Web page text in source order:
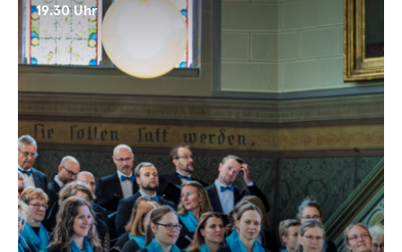
19.30 Uhr